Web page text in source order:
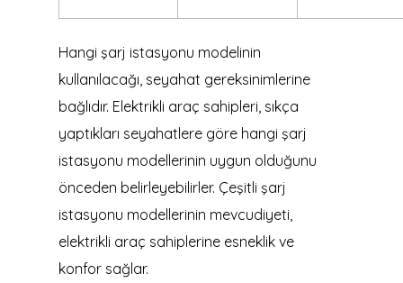
Hangi şarj istasyonu modelinin
kullanılacağı, seyahat gereksinimlerine
bağlıdır. Elektrikli araç sahipleri, sıkça
yaptıkları seyahatlere göre hangi şarj
istasyonu modellerinin uygun olduğunu
önceden belirleyebilirler. Çeşitli şarj
istasyonu modellerinin mevcudiyeti,
elektrikli araç sahiplerine esneklik ve
konfor sağlar.